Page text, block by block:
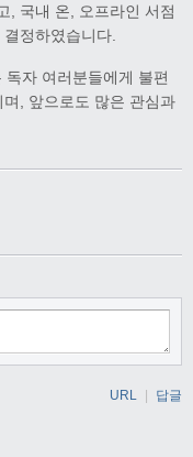
, 국내 온, 오프라인 서점
정하였습니다.
자 여러분들에게 불편
, 앞으로도 많은 관심과
URL | 답글